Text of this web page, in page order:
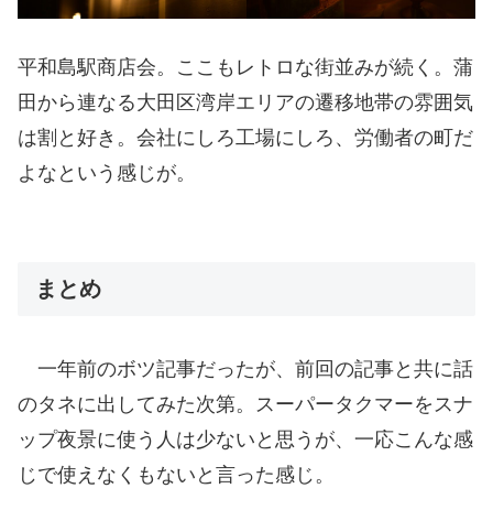
平和島駅商店会。ここもレトロな街並みが続く。蒲
田から連なる大田区湾岸エリアの遷移地帯の雰囲気
は割と好き。会社にしろ工場にしろ、労働者の町だ
よなという感じが。
まとめ
一年前のボツ記事だったが、前回の記事と共に話
のタネに出してみた次第。スーパータクマーをスナ
ップ夜景に使う人は少ないと思うが、一応こんな感
じで使えなくもないと言った感じ。